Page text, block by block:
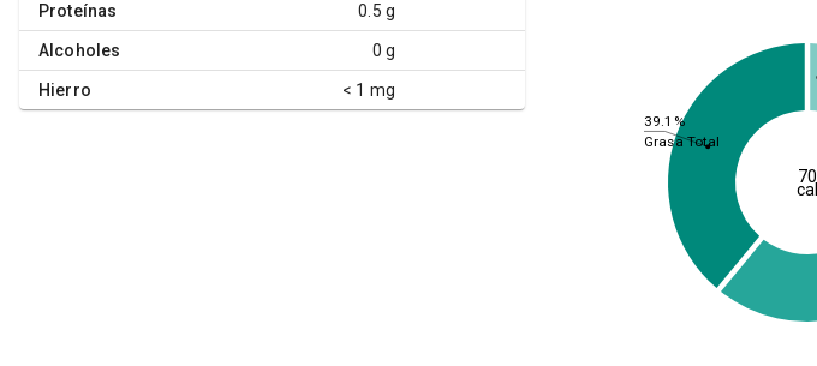
Proteínas 0.5 g
Alcoholes 0 g
Hierro < 1 mg
39.1%
Grasa Total
70
cal